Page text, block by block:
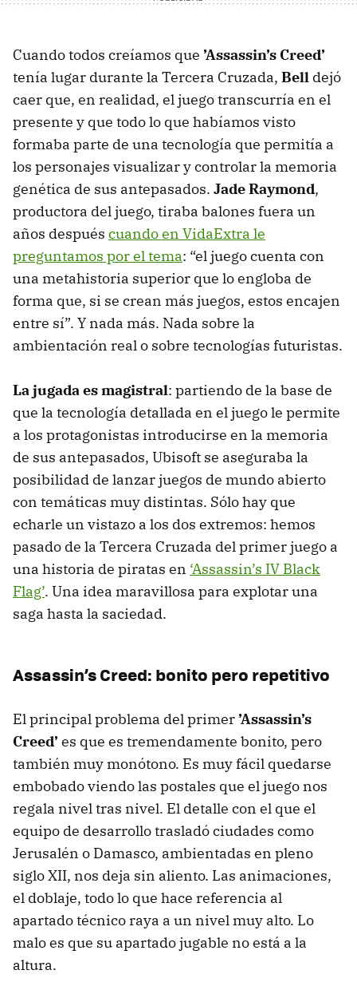
Cuando todos creíamos que ’Assassin’s Creed’
tenía lugar durante la Tercera Cruzada, Bell dejó
caer que, en realidad, el juego transcurría en el
presente y que todo lo que habíamos visto
formaba parte de una tecnología que permitía a
los personajes visualizar y controlar la memoria
genética de sus antepasados. Jade Raymond,
productora del juego, tiraba balones fuera un
años después cuando en VidaExtra le
preguntamos por el tema: “el juego cuenta con
una metahistoria superior que lo engloba de
forma que, si se crean más juegos, estos encajen
entre sí”. Y nada más. Nada sobre la
ambientación real o sobre tecnologías futuristas.
La jugada es magistral: partiendo de la base de
que la tecnología detallada en el juego le permite
a los protagonistas introducirse en la memoria
de sus antepasados, Ubisoft se aseguraba la
posibilidad de lanzar juegos de mundo abierto
con temáticas muy distintas. Sólo hay que
echarle un vistazo a los dos extremos: hemos
pasado de la Tercera Cruzada del primer juego a
una historia de piratas en ‘Assassin’s IV Black
Flag’. Una idea maravillosa para explotar una
saga hasta la saciedad.
Assassin’s Creed: bonito pero repetitivo
El principal problema del primer’Assassin’s
Creed’ es que es tremendamente bonito, pero
también muy monótono. Es muy fácil quedarse
embobado viendo las postales que el juego nos
regala nivel tras nivel. El detalle con el que el
equipo de desarrollo trasladó ciudades como
Jerusalén o Damasco, ambientadas en pleno
siglo XII, nos deja sin aliento. Las animaciones,
el doblaje, todo lo que hace referencia al
apartado técnico raya a un nivel muy alto. Lo
malo es que su apartado jugable no está a la
altura.